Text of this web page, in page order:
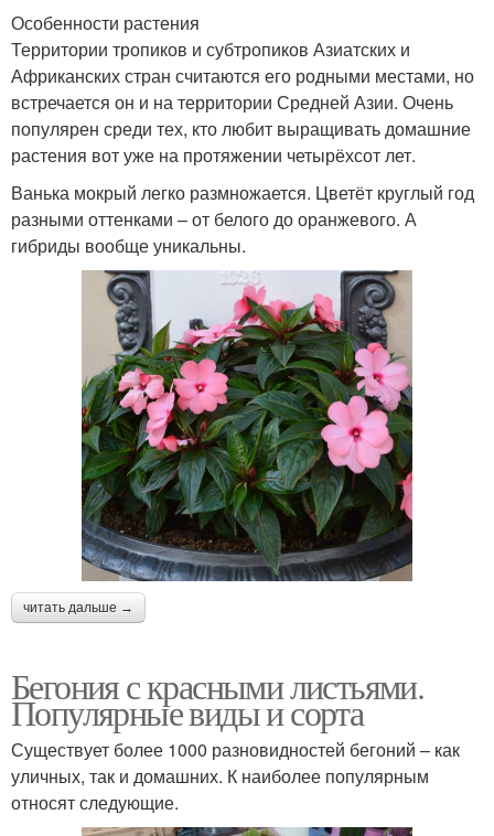
Особенности растения
Территории тропиков и субтропиков Азиатских и
Африканских стран считаются его родными местами, но
встречается он и на территории Средней Азии. Очень
популярен среди тех, кто любит выращивать домашние
растения вот уже на протяжении четырёхсот лет.
Ванька мокрый легко размножается. Цветёт круглый год
разными оттенками – от белого до оранжевого. А
гибриды вообще уникальны.
читать дальше →
Бегония с красными листьями.
Популярные виды и сорта
Существует более 1000 разновидностей бегоний – как
уличных, так и домашних. К наиболее популярным
относят следующие.